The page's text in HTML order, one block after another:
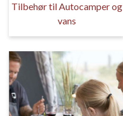
Tilbehør til Autocamper og
vans